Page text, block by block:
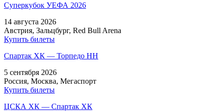
Суперкубок УЕФА 2026
14 августа 2026
Австрия, Зальцбург, Red Bull Arena
Купить билеты
Спартак ХК — Торпедо НН
5 сентября 2026
Россия, Москва, Мегаспорт
Купить билеты
ЦСКА ХК — Спартак ХК